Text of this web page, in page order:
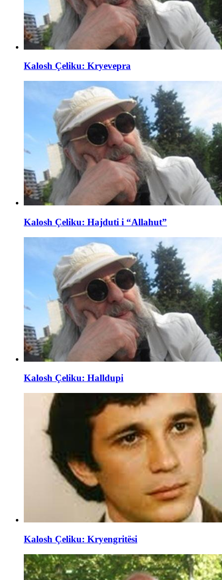
Kalosh Çeliku: Kryevepra
Kalosh Çeliku: Hajduti i “Allahut”
Kalosh Çeliku: Halldupi
Kalosh Çeliku: Kryengritësi